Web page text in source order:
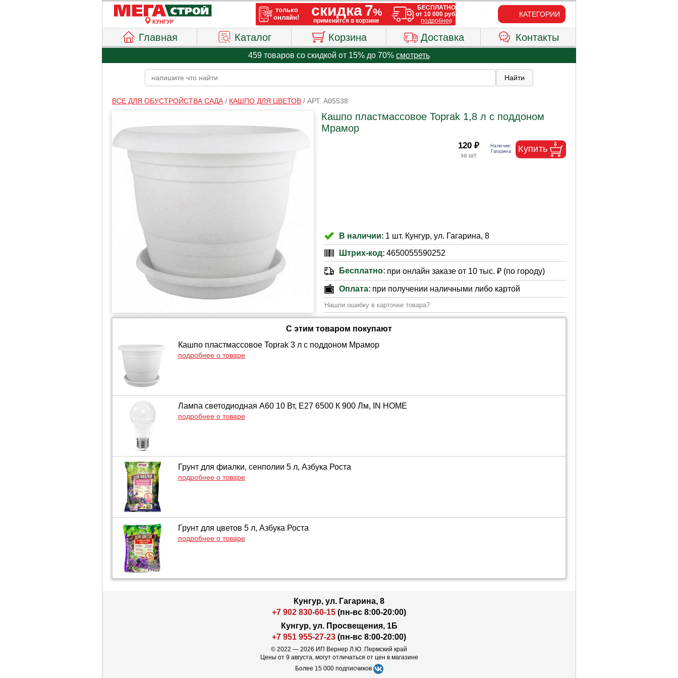
КУНГУР
КАТЕГОРИИ
Главная Каталог Корзина Доставка Контакты
459 товаров со скидкой от 15% до 70% смотреть
ВСЕ ДЛЯ ОБУСТРОЙСТВА САДА/ КАШПО ДЛЯ ЦВЕТОВ/ АРТ. A05538
Кашпо пластмассовое Toprak 1,8 л с поддоном
Мрамор
120 ₽
В наличии: 1 шт. Кунгур, ул. Гагарина, 8
Штрих-код: 4650055590252
Бесплатно: при онлайн заказе от 10 тыс. ₽ (по городу)
Оплата: при получении наличными либо картой
Нашли ошибку в карточке товара?
С этим товаром покупают
Кашпо пластмассовое Toprak 3 л с поддоном Мрамор
подробнее о товаре
Лампа светодиодная A60 10 Вт, Е27 6500 К 900 Лм, IN HOME
подробнее о товаре
Грунт для фиалки, сенполии 5 л, Азбука Роста
подробнее о товаре
Грунт для цветов 5 л, Азбука Роста
подробнее о товаре
Кунгур, ул. Гагарина, 8
+7 902 830-60-15 (пн-вс 8:00-20:00)
Кунгур, ул. Просвещения, 1Б
+7 951 955-27-23 (пн-вс 8:00-20:00)
© 2022 — 2026 ИП Вернер Л.Ю. Пермский край
Цены от 9 августа, могут отличаться от цен в магазине
Более 15 000 подписчиков